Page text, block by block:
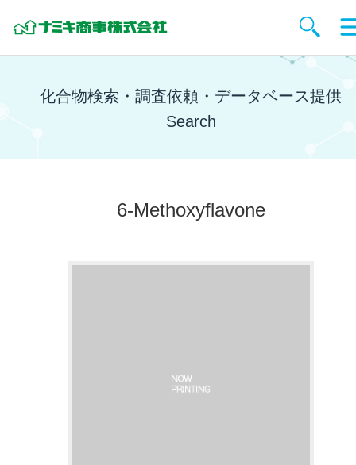
化合物検索・調査依頼・データベース提供
Search
6-Methoxyflavone